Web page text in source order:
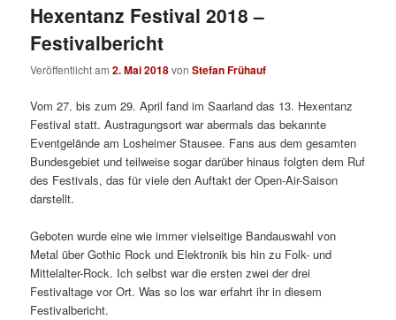
Hexentanz Festival 2018 –
Festivalbericht
Veröffentlicht am2. Mai 2018vonStefan Frühauf
Vom 27. bis zum 29. April fand im Saarland das 13. Hexentanz
Festival statt. Austragungsort war abermals das bekannte
Eventgelände am Losheimer Stausee. Fans aus dem gesamten
Bundesgebiet und teilweise sogar darüber hinaus folgten dem Ruf
des Festivals, das für viele den Auftakt der Open-Air-Saison
darstellt.
Geboten wurde eine wie immer vielseitige Bandauswahl von
Metal über Gothic Rock und Elektronik bis hin zu Folk- und
Mittelalter-Rock. Ich selbst war die ersten zwei der drei
Festivaltage vor Ort. Was so los war erfahrt ihr in diesem
Festivalbericht.